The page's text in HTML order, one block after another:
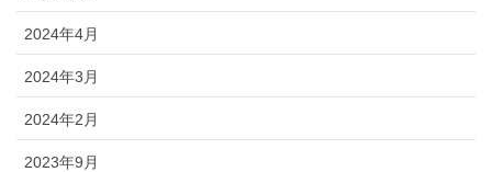
2024年4月
2024年3月
2024年2月
2023年9月